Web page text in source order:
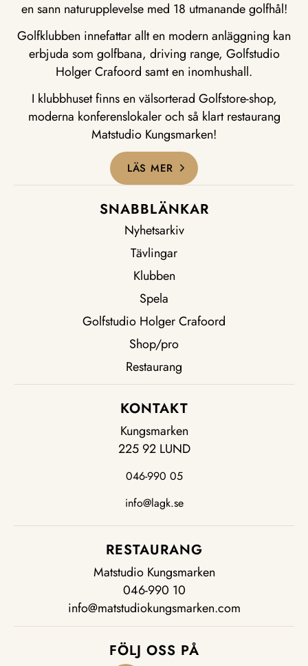
en sann naturupplevelse med 18 utmanande golfhål!
Golfklubben innefattar allt en modern anläggning kan
erbjuda som golfbana, driving range, Golfstudio
Holger Crafoord samt en inomhushall.
I klubbhuset finns en välsorterad Golfstore-shop,
moderna konferenslokaler och så klart restaurang
Matstudio Kungsmarken!
LÄS MER
SNABBLÄNKAR
Nyhetsarkiv
Tävlingar
Klubben
Spela
Golfstudio Holger Crafoord
Shop/pro
Restaurang
KONTAKT
Kungsmarken
225 92 LUND
046-990 05
info@lagk.se
RESTAURANG
Matstudio Kungsmarken
046-990 10
info@matstudiokungsmarken.com
FÖLJ OSS PÅ